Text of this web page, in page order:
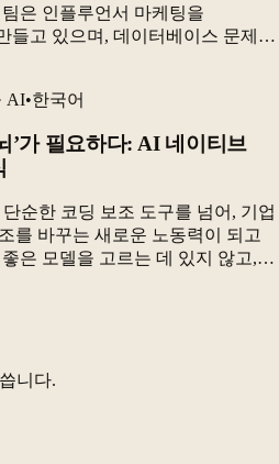
은 인플루언서 마케팅을
들고 있으며, 데이터베이스 문제를
가장 큰 변...
AI•한국어
’가 필요하다: AI 네이티브
순한 코딩 보조 도구를 넘어, 기업
를 바꾸는 새로운 노동력이 되고
은 모델을 고르는 데 있지 않고,
도록...
니다.